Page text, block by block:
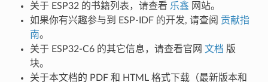
关于 ESP32 的书籍列表，请查看 乐鑫 网站。
如果你有兴趣参与到 ESP-IDF 的开发, 请查阅 贡献指
南。
关于 ESP32-C6 的其它信息，请查看官网 文档 版
块。
关于本文档的 PDF 和 HTML 格式下载（最新版本和